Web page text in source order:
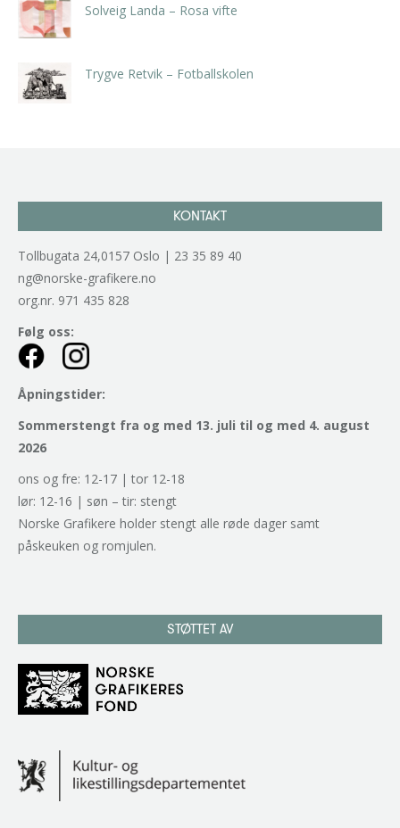
Solveig Landa – Rosa vifte
Trygve Retvik – Fotballskolen
KONTAKT
Tollbugata 24,0157 Oslo | 23 35 89 40
ng@norske-grafikere.no
org.nr. 971 435 828
Følg oss:
Åpningstider:
Sommerstengt fra og med 13. juli til og med 4. august
2026
ons og fre: 12-17 | tor 12-18
lør: 12-16 | søn – tir: stengt
Norske Grafikere holder stengt alle røde dager samt
påskeuken og romjulen.
STØTTET AV